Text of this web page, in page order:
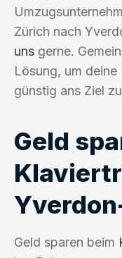
Zürich nach
uns gerne.
Lösung, um
günstig ans Ziel
Geld
Geld sparen beim